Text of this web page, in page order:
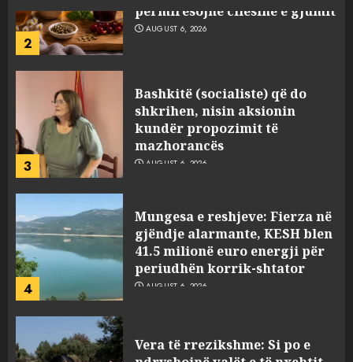
Bashkitë (socialiste) që do
mazhorancës
AUGUST 6, 2026
4
Mungesa e reshjeve: Fierza në
periudhën korrik-shtator
AUGUST 6, 2026
5
Vera të rrezikshme: Si po e
AUGUST 6, 2026